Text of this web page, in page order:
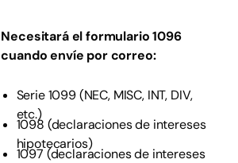
Necesitará el formulario 1096
cuando envíe por correo:
Serie 1099 (NEC, MISC, INT, DIV,
etc.)
1098 (declaraciones de intereses
hipotecarios)
1097 (declaraciones de intereses